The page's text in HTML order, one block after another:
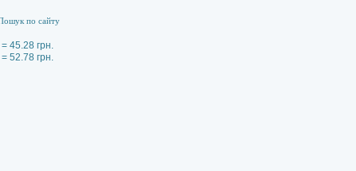
45.28 грн.
52.78 грн.